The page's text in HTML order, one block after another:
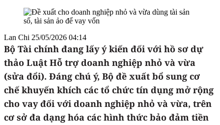
Lan Chi 25/05/2026 04:14
Bộ Tài chính đang lấy ý kiến đối với hồ sơ dự
thảo Luật Hỗ trợ doanh nghiệp nhỏ và vừa
(sửa đổi). Đáng chú ý, Bộ đề xuất bổ sung cơ
chế khuyến khích các tổ chức tín dụng mở rộng
cho vay đối với doanh nghiệp nhỏ và vừa, trên
cơ sở đa dạng hóa các hình thức bảo đảm tiền